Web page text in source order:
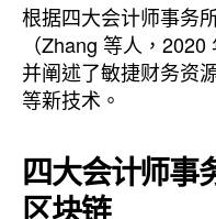
根据四大会计师事务
（Zhang 等人，
并阐述了敏捷财务资
等新技术。
四大会计师事
区块链